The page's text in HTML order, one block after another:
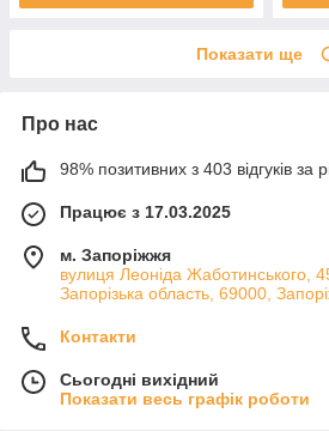
Показати ще
Про нас
98% позитивних з 403 відгуків за
Працює з 17.03.2025
м. Запоріжжя
вулиця Леоніда Жаботинського,
Запорізька область, 69000,
Контакти
Сьогодні вихідний
Показати весь графік роботи